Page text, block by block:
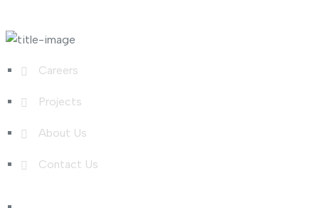
Careers
Projects
About Us
Contact Us